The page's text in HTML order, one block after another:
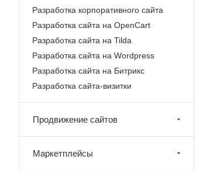
Разработка корпоративного сайта
Разработка сайта на OpenCart
Разработка сайта на Tilda
Разработка сайта на Wordpress
Разработка сайта на Битрикс
Разработка сайта-визитки
Продвижение сайтов
Маркетплейсы